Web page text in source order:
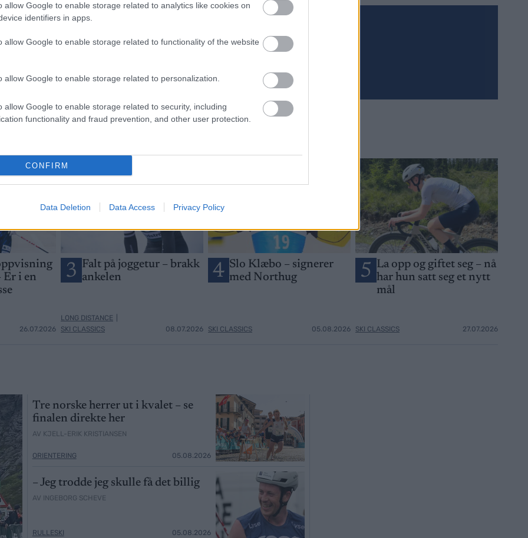
allow Google to enable storage related to analytics like cookies on
identifiers in apps.
allow Google to enable storage related to functionality of the website
allow Google to enable storage related to personalization.
allow Google to enable storage related to security, including
functionality and fraud prevention, and other user protection.
CONFIRM
Data Deletion Data Access Privacy Policy
Meld deg på
Er i en
26.07.2026
3 Falt på joggetur – brakk
ankelen
LONG DISTANCE
SKI CLASSICS
08.07.2026
4 Slo Klæbo – signerer
med Northug
SKI CLASSICS 05.08.2026
5 La opp og giftet seg – nå
har hun satt seg et nytt
mål
SKI CLASSICS 27.07.2026
Tre norske herrer ut i kvalet – se
finalen direkte her
AV KJELL-ERIK KRISTIANSEN
ORIENTERING 05.08.2026
– Jeg trodde jeg skulle få det billig
AV INGEBORG SCHEVE
RULLESKI 05.08.2026